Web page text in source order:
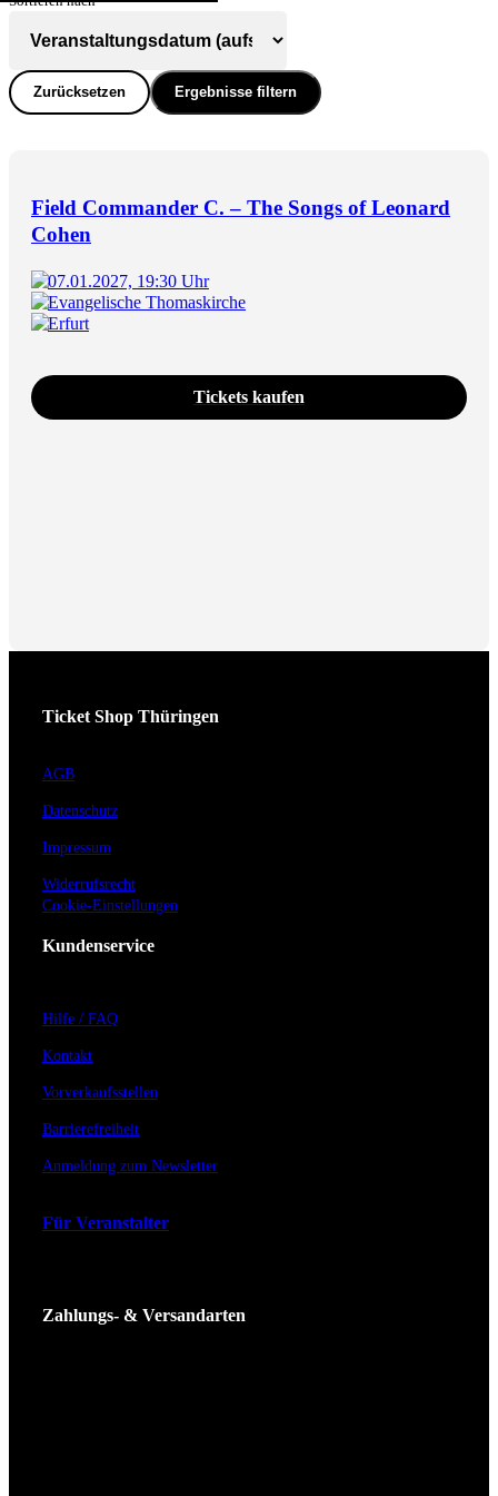
Zurücksetzen Ergebnisse filtern
Field Commander C. – The Songs of Leonard
Cohen
07.01.2027, 19:30 Uhr
Evangelische Thomaskirche
Erfurt
Tickets kaufen
Ticket Shop Thüringen
AGB
Datenschutz
Impressum
Widerrufsrecht
Cookie-Einstellungen
Kundenservice
Hilfe / FAQ
Kontakt
Vorverkaufsstellen
Barrierefreiheit
Anmeldung zum Newsletter
Für Veranstalter
Zahlungs- & Versandarten